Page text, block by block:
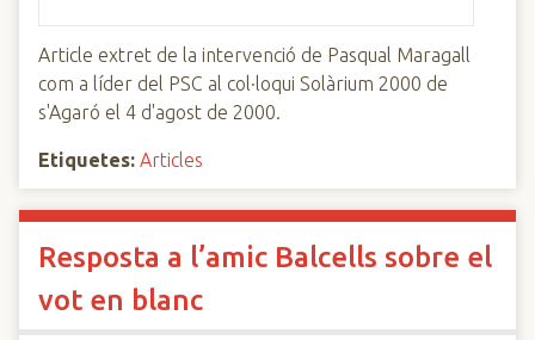
Article extret de la intervenció de Pasqual Maragall
com a líder del PSC al col·loqui Solàrium 2000 de
s'Agaró el 4 d'agost de 2000.
Etiquetes: Articles
Resposta a l’amic Balcells sobre el
vot en blanc